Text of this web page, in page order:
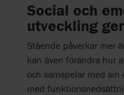
Social och
utveckling
Stående påverkar mer
kan även förändra hur
och samspelar med sin
med